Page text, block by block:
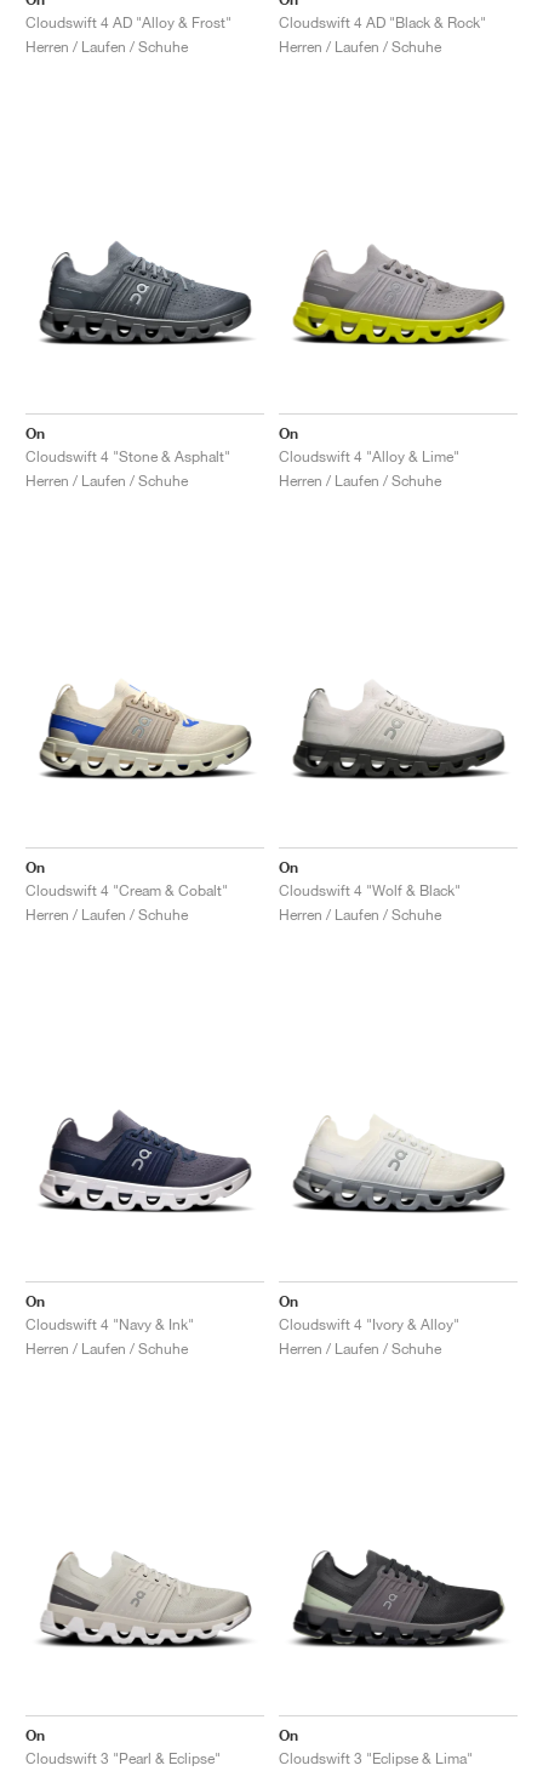
Cloudswift 4 AD "Alloy & Frost"
Herren / Laufen / Schuhe
Cloudswift 4 AD "Black & Rock"
Herren / Laufen / Schuhe
On
Cloudswift 4 "Stone & Asphalt"
Herren / Laufen / Schuhe
On
Cloudswift 4 "Alloy & Lime"
Herren / Laufen / Schuhe
On
Cloudswift 4 "Cream & Cobalt"
Herren / Laufen / Schuhe
On
Cloudswift 4 "Wolf & Black"
Herren / Laufen / Schuhe
On
Cloudswift 4 "Navy & Ink"
Herren / Laufen / Schuhe
On
Cloudswift 4 "Ivory & Alloy"
Herren / Laufen / Schuhe
On
Cloudswift 3 "Pearl & Eclipse"
On
Cloudswift 3 "Eclipse & Lima"